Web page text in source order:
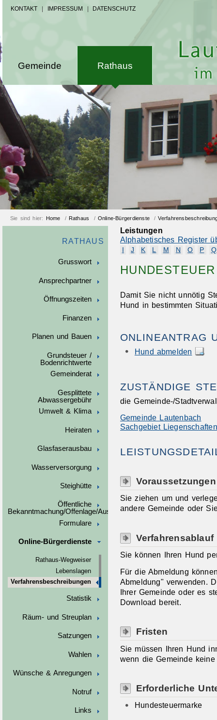
KONTAKT IMPRESSUM DATENSCHUTZ
Gemeinde Rathaus
Sie sind hier: Home / Rathaus / Online-Bürgerdienste /
RATHAUS
Grusswort
Ansprechpartner
Öffnungszeiten
Finanzen
Planen und Bauen
Grundsteuer /
Bodenrichtwerte
Gemeinderat
Gesplittete
Abwassergebühr
Umwelt & Klima
Heiraten
Glasfaserausbau
Wasserversorgung
Steighütte
Öffentliche
Bekanntmachung/Offenlage/Ausschreibungen
Formulare
Online-Bürgerdienste
Rathaus-Wegweiser
Lebenslagen
Verfahrensbeschreibungen
Statistik
Räum- und Streuplan
Satzungen
Wahlen
Wünsche & Anregungen
Notruf
Links
Leistungen
Alphabetisches Register
J K L M N O P Q
Damit Sie nicht unnötig
Hund in bestimmten
ONLINEANTRAG
Hund abmelden
ZUSTÄNDIGE
die Gemeinde-/
Gemeinde Lautenbach
Sachgebiet
Voraussetzungen
Sie ziehen um und
andere Gemeinde oder
Verfahrensablauf
Sie können Ihren Hund
Für die Abmeldung
Abmeldung" verwenden.
Ihrer Gemeinde oder es
Download bereit.
Fristen
Sie müssen Ihren Hund
wenn die Gemeinde
Erforderliche
Hundesteuermarke